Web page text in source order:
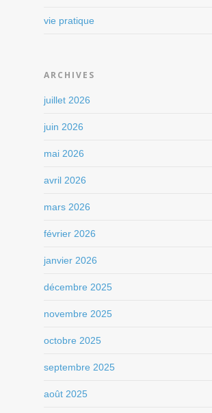
vie pratique
ARCHIVES
juillet 2026
juin 2026
mai 2026
avril 2026
mars 2026
février 2026
janvier 2026
décembre 2025
novembre 2025
octobre 2025
septembre 2025
août 2025